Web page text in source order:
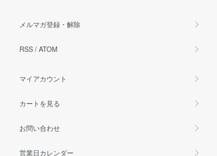
メルマガ登録・解除
RSS / ATOM
マイアカウント
カートを見る
お問い合わせ
営業日カレンダー